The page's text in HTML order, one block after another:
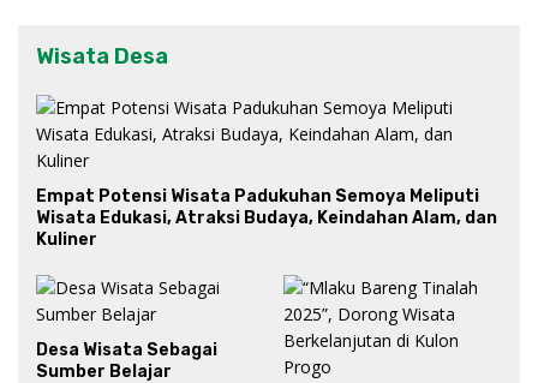
Wisata Desa
Empat Potensi Wisata Padukuhan Semoya Meliputi
Wisata Edukasi, Atraksi Budaya, Keindahan Alam, dan
Kuliner
Desa Wisata Sebagai
Sumber Belajar